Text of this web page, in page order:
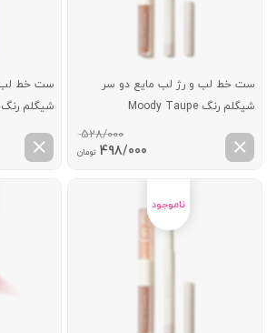
ست خط لب و رژ لب مایع دو سر
شیگلم رنگ Moody Taupe
528/000
قیمت
498/000 تومانقیمت
فعلی:
ست خط لب
شیگلم رنگ Haute Cocoa